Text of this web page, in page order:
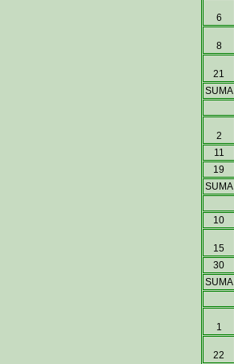
6
8
21
SUMA
2
11
19
SUMA
10
15
30
SUMA
1
22